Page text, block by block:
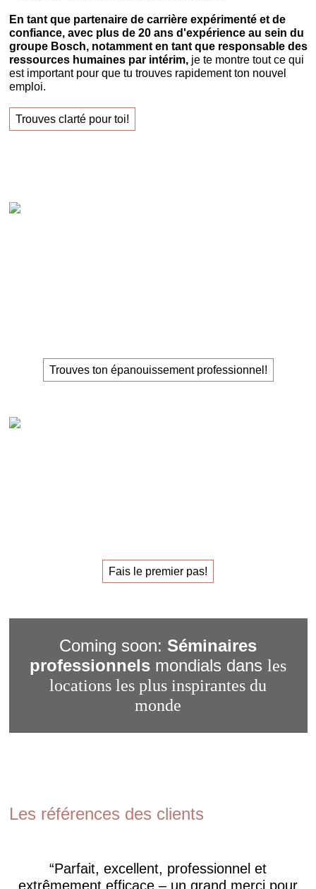
En tant que partenaire de carrière expérimenté et de
confiance, avec plus de 20 ans d'expérience au sein du
groupe Bosch, notamment en tant que responsable des
ressources humaines par intérim,je te montre tout ce qui
est important pour que tu trouves rapidement ton nouvel
emploi.
Trouves clarté pour toi!
Trouves ton épanouissement professionnel!
Fais le premier pas!
Coming soon: Séminaires
professionnels mondials dans les
locations les plus inspirantes du
monde
Les références des clients
Parfait, excellent, professionnel et
extrêmement efficace – un grand merci pour